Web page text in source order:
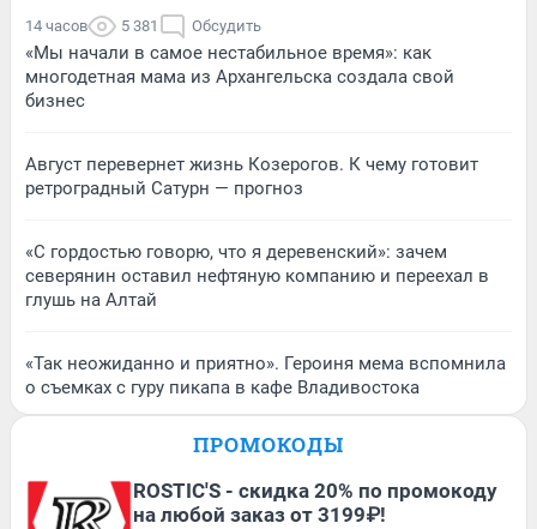
14 часов 5 381 Обсудить
«Мы начали в самое нестабильное время»: как
многодетная мама из Архангельска создала свой
бизнес
Август перевернет жизнь Козерогов. К чему готовит
ретроградный Сатурн — прогноз
«С гордостью говорю, что я деревенский»: зачем
северянин оставил нефтяную компанию и переехал в
глушь на Алтай
«Так неожиданно и приятно». Героиня мема вспомнила
о съемках с гуру пикапа в кафе Владивостока
ПРОМОКОДЫ
ROSTIC'S - скидка 20% по промокоду
на любой заказ от 3199₽!